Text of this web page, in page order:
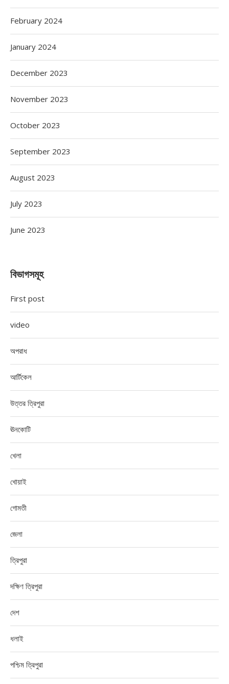
February 2024
January 2024
December 2023
November 2023
October 2023
September 2023
August 2023
July 2023
June 2023
বিভাগসমূহ
First post
video
অপরাধ
আর্টিকেল
উত্তর ত্রিপুরা
ঊনকোটি
খেলা
খোয়াই
গোমতী
জেলা
ত্রিপুরা
দক্ষিণ ত্রিপুরা
দেশ
ধলাই
পশ্চিম ত্রিপুরা